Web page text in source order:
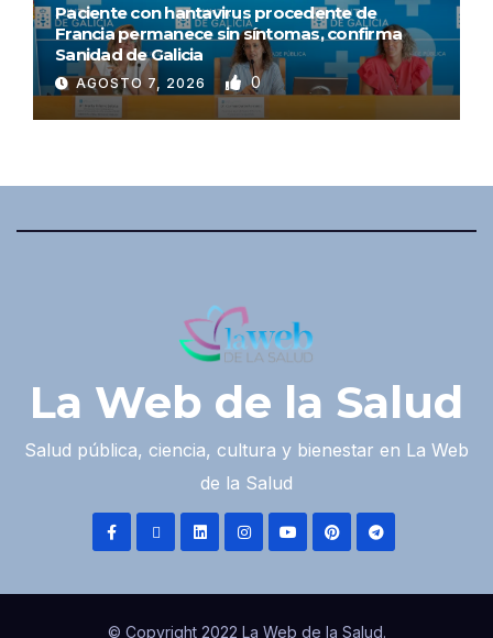
Paciente con hantavirus procedente de
Francia permanece sin síntomas, confirma
Sanidad de Galicia
AGOSTO 7, 2026 0
La Web de la Salud
Salud pública, ciencia, cultura y bienestar en La Web
de la Salud
© Copyright 2022 La Web de la Salud.